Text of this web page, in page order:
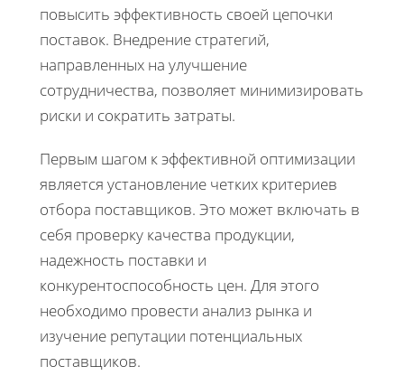
повысить эффективность своей цепочки
поставок. Внедрение стратегий,
направленных на улучшение
сотрудничества, позволяет минимизировать
риски и сократить затраты.
Первым шагом к эффективной оптимизации
является установление четких критериев
отбора поставщиков. Это может включать в
себя проверку качества продукции,
надежность поставки и
конкурентоспособность цен. Для этого
необходимо провести анализ рынка и
изучение репутации потенциальных
поставщиков.